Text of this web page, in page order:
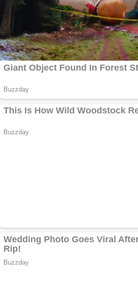
Creez aplicatie
ANDROID pentru
siteul tau
Creez aplicatie
camere